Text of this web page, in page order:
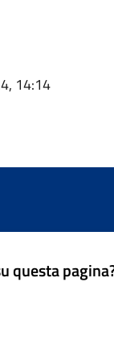
14:14
questa